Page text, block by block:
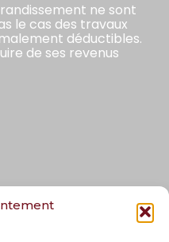
ne sont
le cas des travaux
déductibles.
de ses revenus